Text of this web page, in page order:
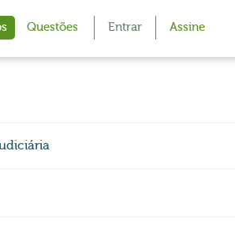
Questões Entrar Assine